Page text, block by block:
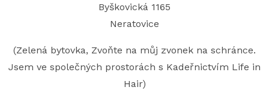
Byškovická 1165
Neratovice
(Zelená bytovka, Zvoňte na můj zvonek na schránce.
Jsem ve společných prostorách s Kadeřnictvím Life in
Hair)